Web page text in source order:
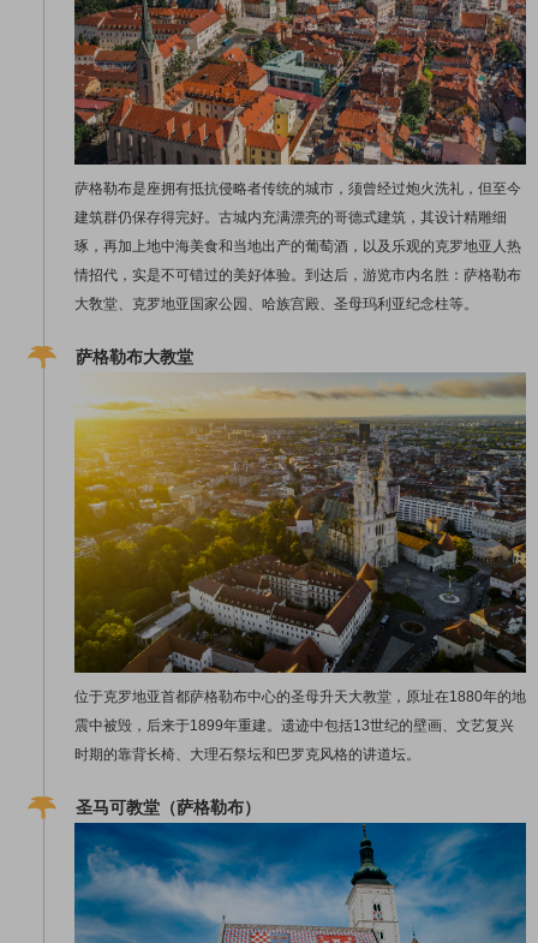
萨格勒布是座拥有抵抗侵略者传统的城市，须曾经过炮火洗礼，但至今
建筑群仍保存得完好。古城内充满漂亮的哥德式建筑，其设计精雕细
琢，再加上地中海美食和当地出产的葡萄酒，以及乐观的克罗地亚人热
情招代，实是不可错过的美好体验。到达后，游览市内名胜：萨格勒布
大敎堂、克罗地亚国家公园、哈族宫殿、圣母玛利亚纪念柱等。
萨格勒布大教堂
位于克罗地亚首都萨格勒布中心的圣母升天大教堂，原址在1880年的地
震中被毁，后来于1899年重建。遗迹中包括13世纪的壁画、文艺复兴
时期的靠背长椅、大理石祭坛和巴罗克风格的讲道坛。
圣马可教堂（萨格勒布）